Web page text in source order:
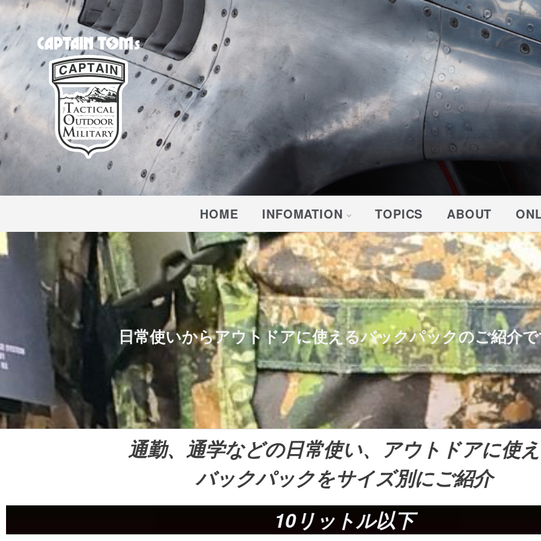
CAPTAIN TOM'S
キャプテントム
HOME INFOMATION TOPICS ABOUT
日常使いからアウトドアに使えるバックパックのご紹介
通勤、通学などの日常使い、アウトドアに使
バックパックをサイズ別にご紹介
10リットル以下